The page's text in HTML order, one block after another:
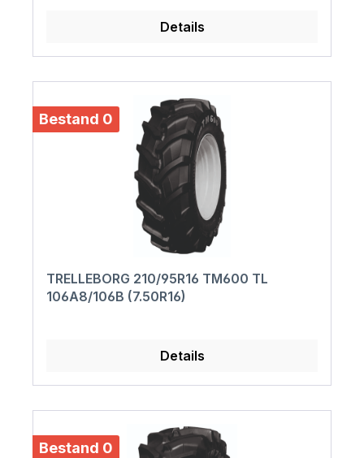
Details
Bestand 0
TRELLEBORG 210/95R16 TM600 TL
106A8/106B (7.50R16)
Details
Bestand 0